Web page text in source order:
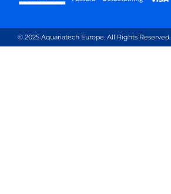
© 2025 Aquariatech Europe. All Rights Reserved.